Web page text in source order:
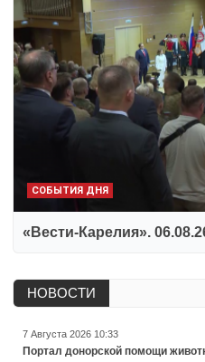
СОБЫТИЯ ДНЯ
«Вести-Карелия».
НОВОСТИ
7 Августа 2026 10:33
Портал донорской помощи